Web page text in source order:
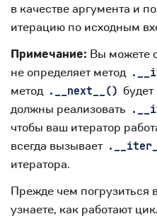
в качестве аргумента и
итерацию по исходным
Примечание: Вы можете
не определяет метод
метод .__next__()
должны реализовать
чтобы ваш итератор
всегда вызывает
итератора.
Прежде чем погрузиться
узнаете, как работают